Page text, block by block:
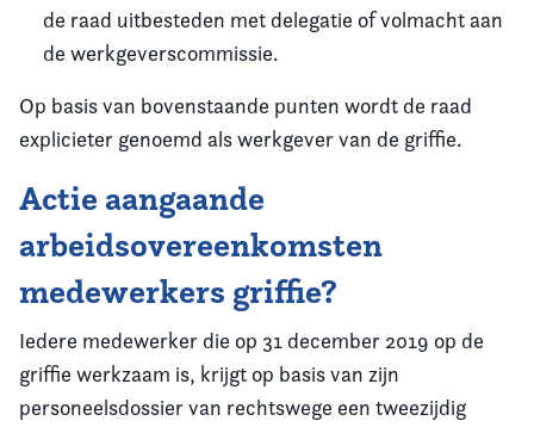
de raad uitbesteden met delegatie of volmacht aan
de werkgeverscommissie.
Op basis van bovenstaande punten wordt de raad
explicieter genoemd als werkgever van de griffie.
Actie aangaande
arbeidsovereenkomsten
medewerkers griffie?
Iedere medewerker die op 31 december 2019 op de
griffie werkzaam is, krijgt op basis van zijn
personeelsdossier van rechtswege een tweezijdig